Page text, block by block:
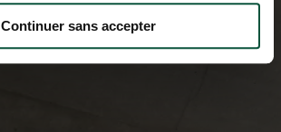
Continuer sans accepter